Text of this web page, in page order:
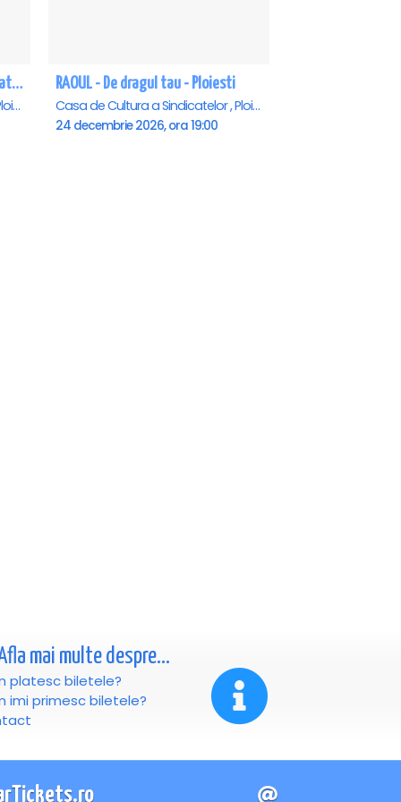
SPARGATORUL DE NUCI - Turneu National - Ploiesti
Casa de Cultura a Sindicatelor , Ploiesti
RAOUL - De dragul tau - Ploiesti
Casa de Cultura a Sindicatelor , Ploiesti
24 decembrie 2026, ora 19:00
mai multe despre...
platesc biletele?
imi primesc biletele?